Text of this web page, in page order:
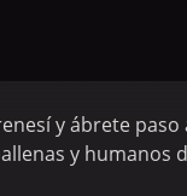
y ábrete
y humanos